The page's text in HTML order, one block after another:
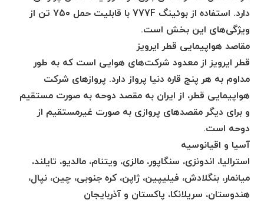
دارد. استفاده از بوئینگ 777F با قابلیت حمل ۷۵۰ تن از
ویژگی‌های این بخش است.
مقاصد هواپیمایی قطر ایرویز
قطر ایرویز از معدود شرکت‌های هوایی است که به طور
مداوم به هر پنج قاره دنیا پرواز دارد. پروازهای شرکت
هواپیمایی قطر، از ایران به مقصد دوحه به صورت مستقیم
و برای دیگر مقصدهای پروازی به صورت غیرمستقیم از
دوحه است.
آسیا و اقیانوسیه
استرالیا، اندونزی، سنگاپور، مالزی، ویتنام، مالدیو، تایلند،
میانمار، بنگلادش، فیلیپین، ژاپن، کره جنوبی، چین، نپال،
هندوستان، سریلانکا، پاکستان و آذربایجان